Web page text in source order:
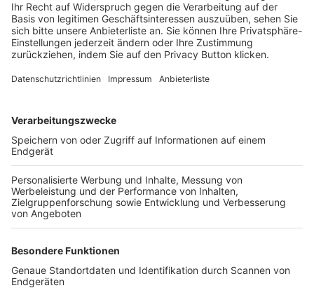
Login SpielPlus
FOLGE DEM BFV
TOP-VEREINE
TOP-PARTNER